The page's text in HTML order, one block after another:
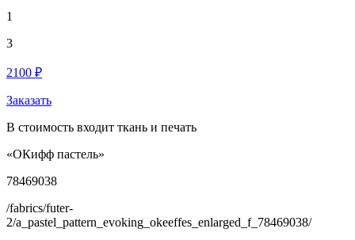
1
3
2100 ₽
Заказать
В стоимость входит ткань и печать
«ОКифф пастель»
78469038
/fabrics/futer-
2/a_pastel_pattern_evoking_okeeffes_enlarged_f_78469038/